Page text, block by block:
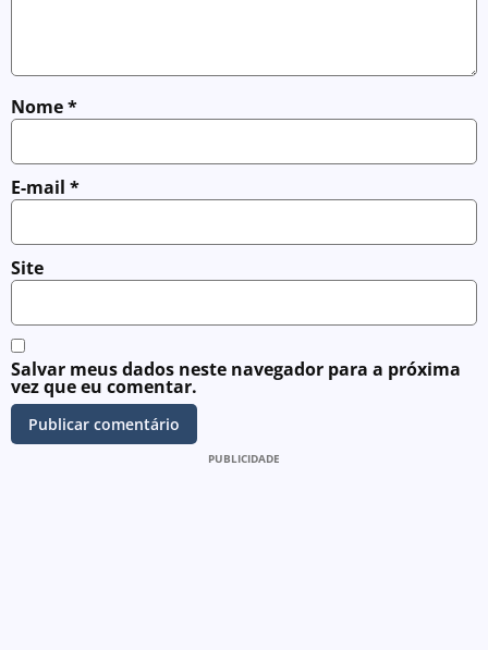
Nome*
E-mail *
Site
Salvar meus dados neste navegador para a próxima
vez que eu comentar.
PUBLICIDADE